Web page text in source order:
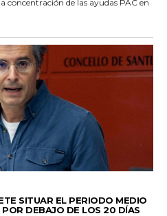
concentración de las ayudas PAC en
SITUAR EL PERIODO MEDIO
DEBAJO DE LOS 20 DÍAS